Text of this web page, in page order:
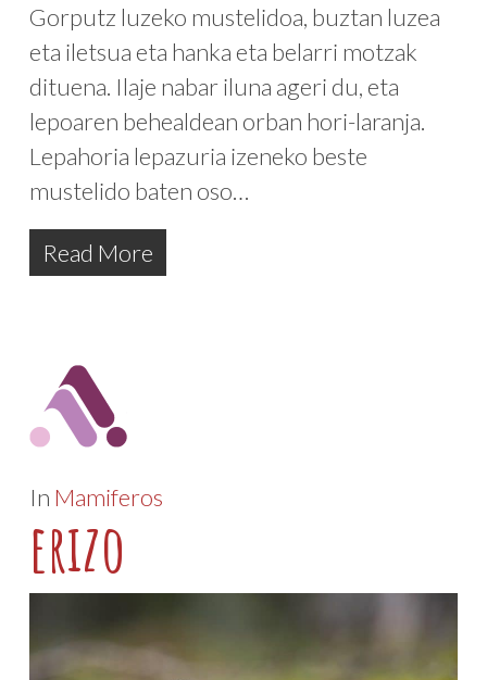
Gorputz luzeko mustelidoa, buztan luzea
eta iletsua eta hanka eta belarri motzak
dituena. Ilaje nabar iluna ageri du, eta
lepoaren behealdean orban hori-laranja.
Lepahoria lepazuria izeneko beste
mustelido baten oso…
Read More
In Mamiferos
erizo